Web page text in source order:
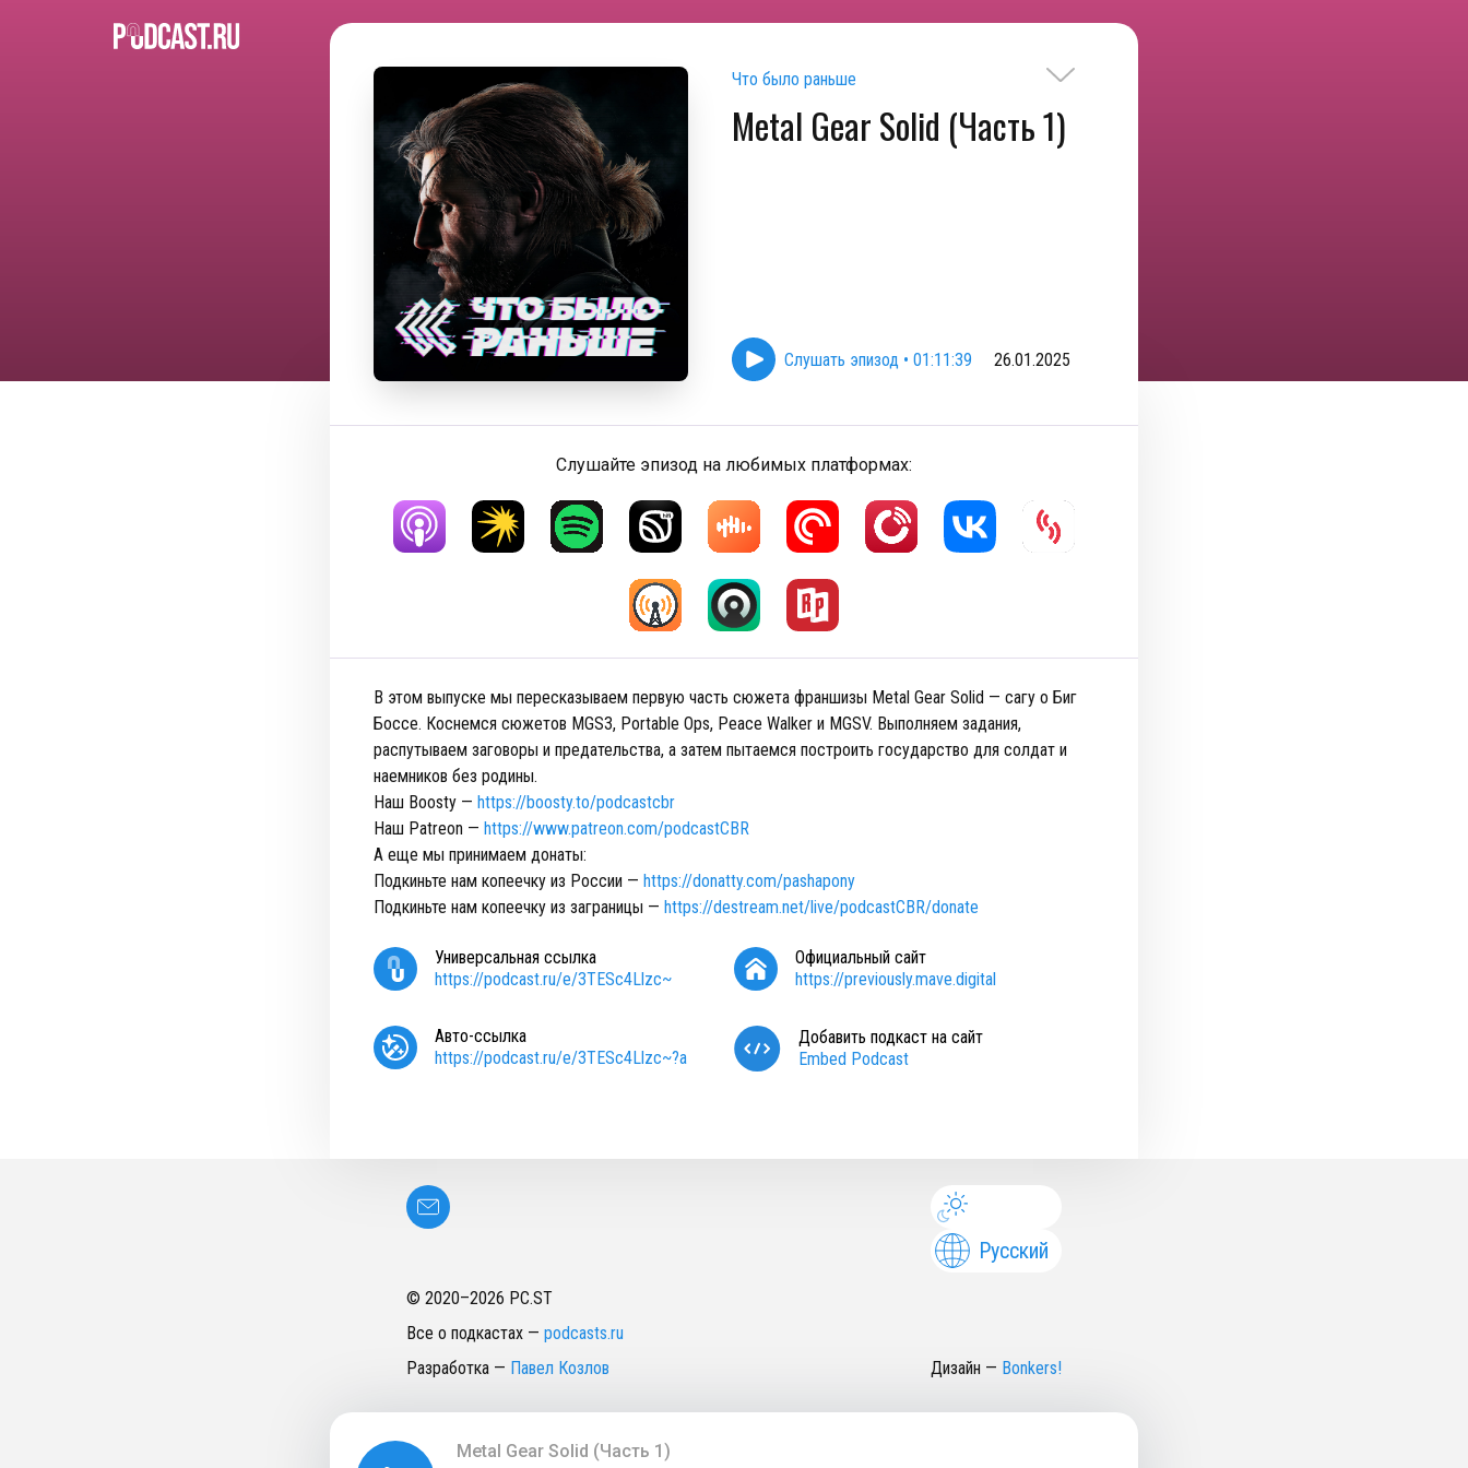
Что было раньше
Metal Gear Solid (Часть 1)
Слушать эпизод • 01:11:39 26.01.2025
Слушайте эпизод на любимых платформах:
В этом выпуске мы пересказываем первую часть сюжета франшизы Metal Gear Solid — сагу о Биг
Боссе. Коснемся сюжетов MGS3, Portable Ops, Peace Walker и MGSV. Выполняем задания,
распутываем заговоры и предательства, а затем пытаемся построить государство для солдат и
наемников без родины.
Наш Boosty — https://boosty.to/podcastcbr
Наш Patreon — https://www.patreon.com/podcastCBR
А еще мы принимаем донаты:
Подкиньте нам копеечку из России — https://donatty.com/pashapony
Подкиньте нам копеечку из заграницы — https://destream.net/live/podcastCBR/donate
Универсальная ссылка
https://podcast.ru/e/3TESc4Llzc~
Официальный сайт
https://previously.mave.digital
Авто-ссылка
https://podcast.ru/e/3TESc4Llzc~?a
Добавить подкаст на сайт
Embed Podcast
Русский
© 2020–2026 PC.ST
Все о подкастах — podcasts.ru
Разработка — Павел Козлов Дизайн — Bonkers!
Metal Gear Solid (Часть 1)